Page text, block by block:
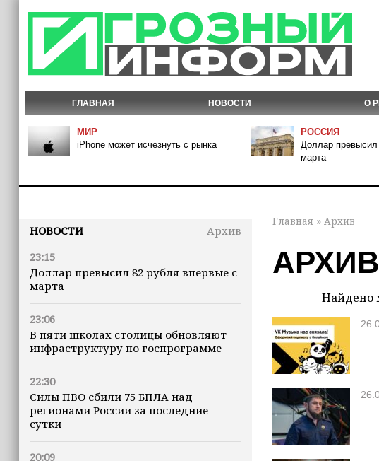
ГЛАВНАЯ НОВОСТИ О
МИР
iPhone может исчезнуть с рынка
РОССИЯ
Доллар превысил
марта
НОВОСТИ
Архив
23:15
Доллар превысил 82 рубля впервые с
марта
23:06
В пяти школах столицы обновляют
инфраструктуру по госпрограмме
22:30
Силы ПВО сбили 75 БПЛА над
регионами России за последние
сутки
20:09
Главная » Архив
АРХИВ
Найдено